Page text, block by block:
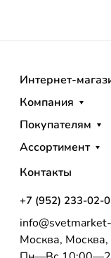
Интернет-
Компания
Покупателям
Ассортимент
Контакты
+7 (952) 233-02-
Москва,